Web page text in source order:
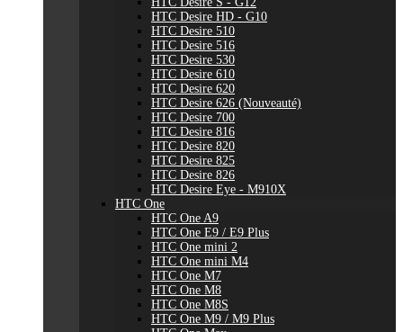
HTC Desire HD - G10
HTC Desire 510
HTC Desire 516
HTC Desire 530
HTC Desire 610
HTC Desire 620
HTC Desire 626 (Nouveauté)
HTC Desire 700
HTC Desire 816
HTC Desire 820
HTC Desire 825
HTC Desire 826
HTC Desire Eye - M910X
HTC One
HTC One A9
HTC One E9 / E9 Plus
HTC One mini 2
HTC One mini M4
HTC One M7
HTC One M8
HTC One M8S
HTC One M9 / M9 Plus